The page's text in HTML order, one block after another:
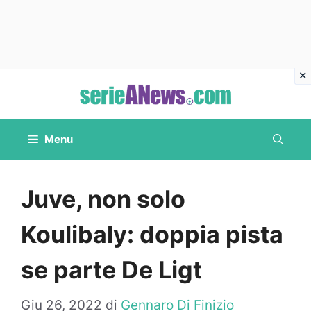
contenuto
Menu
Juve, non solo
Koulibaly: doppia pista
se parte De Ligt
Giu 26, 2022 di Gennaro Di Finizio